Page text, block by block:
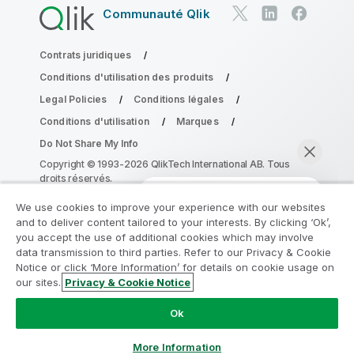
Discuter maintenant
Communauté Qlik
Contrats juridiques
Conditions d'utilisation des produits
Legal Policies
Conditions légales
Conditions d'utilisation
Marques
Do Not Share My Info
Copyright © 1993-2026 QlikTech International AB. Tous
droits réservés.
Rejoignez le Programme de
modernisation analytique
Modernisez votre système sans compromettre vos
précieuses applications QlikView grâce au Programme
de modernisation analytique.
d'informations ou contactez :
ampquestions@qlik.com
We use cookies to improve your experience with our websites
and to deliver content tailored to your interests. By clicking ‘Ok’,
you accept the use of additional cookies which may involve
data transmission to third parties. Refer to our Privacy & Cookie
Notice or click ‘More Information’ for details on cookie usage on
our sites. Privacy & Cookie Notice
Ok
More Information